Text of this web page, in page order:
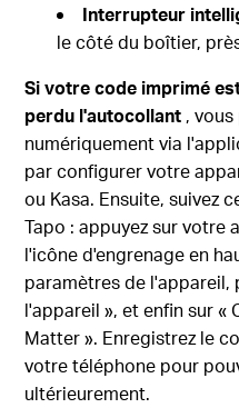
Interrupteur
le côté du boîtier,
Si votre code imprimé
perdu l'autocollant ,
numériquement via
par configurer votre
ou Kasa. Ensuite, suivez
Tapo : appuyez sur votre
l'icône d'engrenage en
paramètres de l'appareil,
l'appareil », et enfin sur
Matter ». Enregistrez le
votre téléphone pour
ultérieurement.